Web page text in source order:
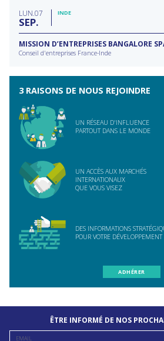
LUN 07
SEP
INDE
MISSION D’ENTREPRISES BANGALORE
Conseil d'entreprises France-Inde
3 RAISONS DE NOUS REJOINDRE
UN RÉSEAU D'INFLUENCE
PARTOUT DANS LE MONDE
UN ACCÈS AUX MARCHÉS
INTERNATIONAUX
QUE VOUS VISEZ
DES INFORMATIONS
POUR VOTRE DÉVELOPPEMENT
ADHÉRER
ÊTRE INFORMÉ DE NOS